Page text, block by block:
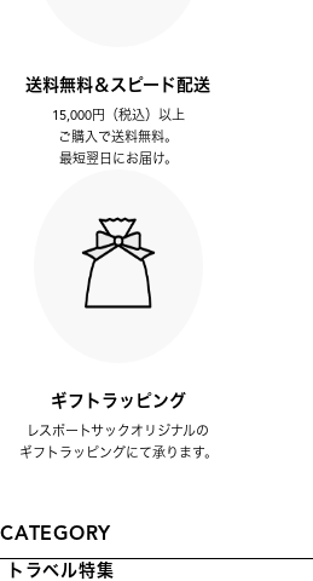
送料無料＆スピード配送
15,000円（税込）以上
ご購入で送料無料。
最短翌日にお届け。
ギフトラッピング
レスポートサックオリジナルの
ギフトラッピングにて承ります。
CATEGORY
トラベル特集